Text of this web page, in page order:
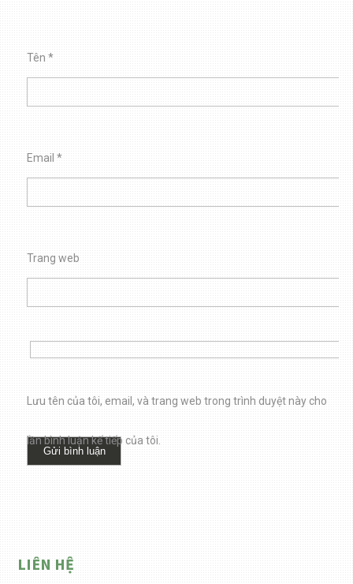
Tên*
Email*
Trang web
Lưu tên của tôi, email, và trang web trong trình duyệt này cho
lần bình luận kế tiếp của tôi.
LIÊN HỆ